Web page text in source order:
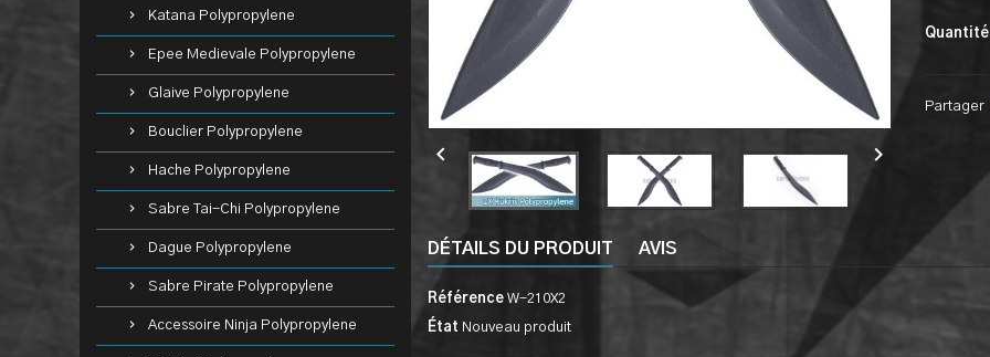
Katana Polypropylene
Epee Medievale Polypropylene
Glaive Polypropylene
Bouclier Polypropylene
Hache Polypropylene
Sabre Tai-Chi Polypropylene
Dague Polypropylene
Sabre Pirate Polypropylene
Accessoire Ninja Polypropylene
 
Quantité
Partager
DÉTAILS DU PRODUIT AVIS
Référence W-210X2
État Nouveau produit